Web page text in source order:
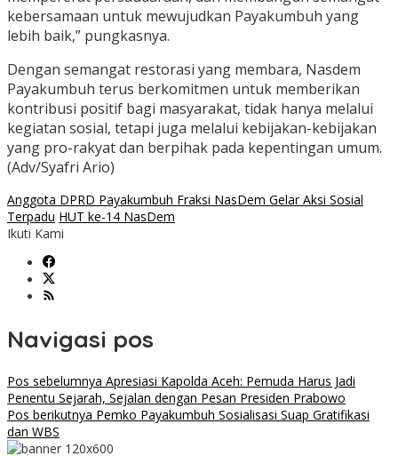
kebersamaan untuk mewujudkan Payakumbuh yang
lebih baik,” pungkasnya.
Dengan semangat restorasi yang membara, Nasdem
Payakumbuh terus berkomitmen untuk memberikan
kontribusi positif bagi masyarakat, tidak hanya melalui
kegiatan sosial, tetapi juga melalui kebijakan-kebijakan
yang pro-rakyat dan berpihak pada kepentingan umum.
(Adv/Syafri Ario)
Anggota DPRD Payakumbuh Fraksi NasDem Gelar Aksi Sosial
Terpadu HUT ke-14 NasDem
Ikuti Kami
Navigasi pos
Pos sebelumnya Apresiasi Kapolda Aceh: Pemuda Harus Jadi
Penentu Sejarah, Sejalan dengan Pesan Presiden Prabowo
Pos berikutnya Pemko Payakumbuh Sosialisasi Suap Gratifikasi
dan WBS